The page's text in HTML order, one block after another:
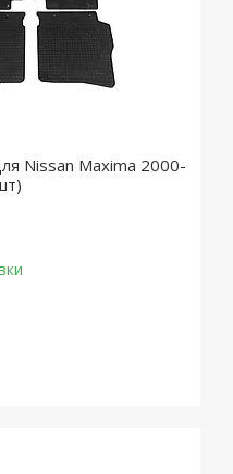
Nissan Maxima 2000-